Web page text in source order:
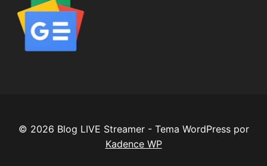
© 2026 Blog LIVE Streamer - Tema WordPress por
Kadence WP